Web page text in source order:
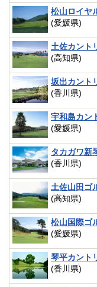
松山ロイヤ
(愛媛県)
土佐カント
(高知県)
坂出カント
(香川県)
宇和島カン
(愛媛県)
タカガワ新
(香川県)
土佐山田ゴ
(高知県)
松山国際ゴ
(愛媛県)
琴平カント
(香川県)